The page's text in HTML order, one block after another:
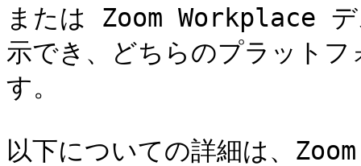
または Zoom Workplace デ
示でき、どちらのプラット
す。
以下についての詳細は、